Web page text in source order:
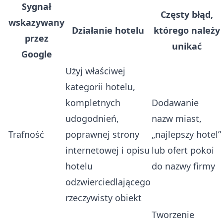
Sygnał
wskazywany
przez
Google
Działanie hotelu
Częsty błąd,
którego należy
unikać
Trafność
Użyj właściwej
kategorii hotelu,
kompletnych
udogodnień,
poprawnej strony
internetowej i opisu
hotelu
odzwierciedlającego
rzeczywisty obiekt
Dodawanie
nazw miast,
„najlepszy hotel”
lub ofert pokoi
do nazwy firmy
Tworzenie